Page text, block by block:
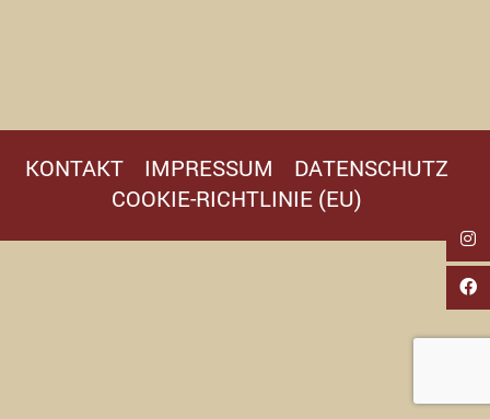
KONTAKT IMPRESSUM
DATENSCHUTZ
COOKIE-RICHTLINIE (EU)